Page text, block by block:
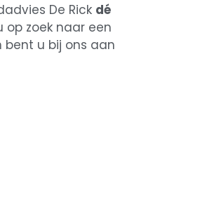
De Rick dé
op zoek naar een
bent u bij ons aan